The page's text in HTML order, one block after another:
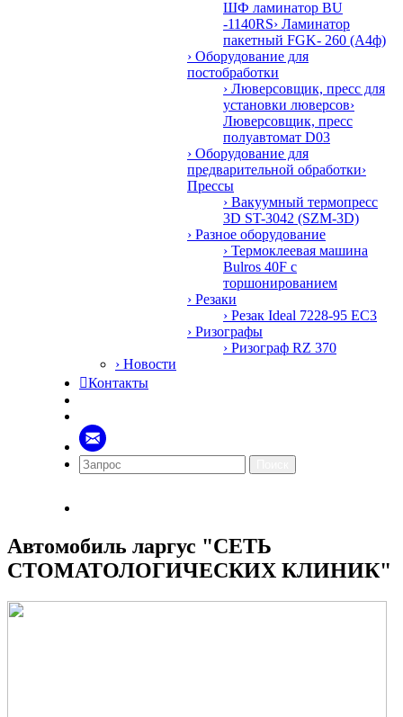
ШФ ламинатор BU
-1140RS› Ламинатор
пакетный FGK- 260 (А4ф)
› Оборудование для
постобработки
› Люверсовщик, пресс для
установки люверсов›
Люверсовщик, пресс
полуавтомат D03
› Оборудование для
предварительной обработки›
Прессы
› Вакуумный термопресс
3D ST-3042 (SZM-3D)
› Разное оборудование
› Термоклеевая машина
Bulros 40F с
торшонированием
› Резаки
› Резак Ideal 7228-95 EC3
› Ризографы
› Ризограф RZ 370
› Новости
Контакты
Автомобиль ларгус "СЕТЬ
СТОМАТОЛОГИЧЕСКИХ КЛИНИК"